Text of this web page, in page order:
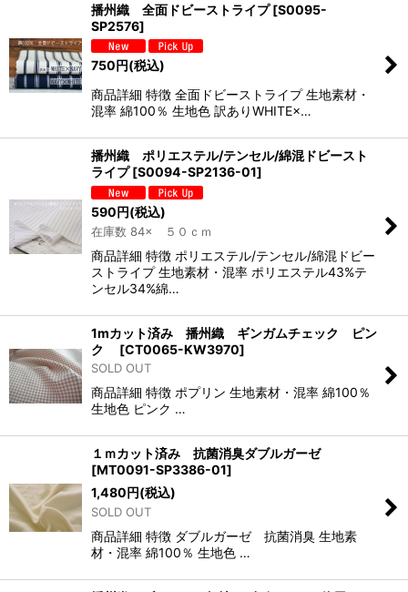
播州織 全面ドビーストライプ [S0095-
SP2576]
750円(税込)
商品詳細 特徴 全面ドビーストライプ 生地素材・
混率 綿100％ 生地色 訳ありWHITE×…
播州織 ポリエステル/テンセル/綿混ドビースト
ライプ [S0094-SP2136-01]
590円(税込)
在庫数 84× ５０ｃｍ
商品詳細 特徴 ポリエステル/テンセル/綿混ドビー
ストライプ 生地素材・混率 ポリエステル43%テ
ンセル34%綿…
1mカット済み 播州織 ギンガムチェック ピン
ク
[CT0065-KW3970]
SOLD OUT
商品詳細 特徴 ポプリン 生地素材・混率 綿100％
生地色 ピンク …
１ｍカット済み 抗菌消臭ダブルガーゼ
[MT0091-SP3386-01]
1,480円(税込)
SOLD OUT
商品詳細 特徴 ダブルガーゼ 抗菌消臭 生地素
材・混率 綿100％ 生地色 …